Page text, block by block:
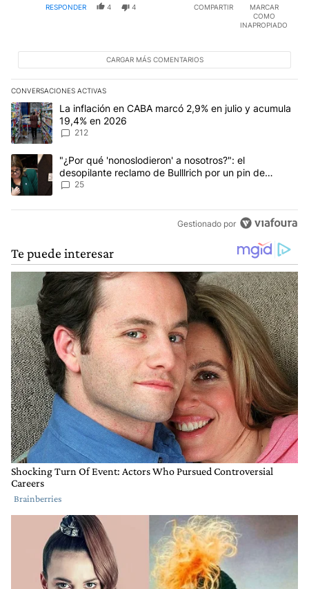
gobierno? , y le pide dialogo ? , hay que ser muy
ganen. La iglesia debe ser apolitica sino pasa ser
parte de este problema.
RESPONDER 4 4 COMPARTIR
MARCAR
COMO
INAPROPIADO
CARGAR MÁS COMENTARIOS
CONVERSACIONES ACTIVAS
Este listado muestra los artículos con más comentarios en los
Un artículo de tendencia con el título "La inflación en CABA
La inflación en CABA marcó 2,9% en julio y acumula
19,4% en 2026
212
Un artículo de tendencia con el título ""¿Por qué 'nonoslodieron'
"¿Por qué 'nonoslodieron' a nosotros?": el
desopilante reclamo de Bulllrich por un pin de
Malvinas
25
Gestionado por